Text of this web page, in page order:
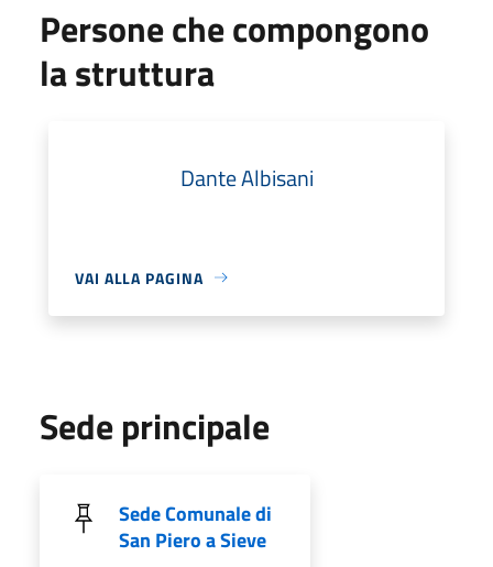
Persone che compongono
la struttura
Dante Albisani
VAI ALLA PAGINA
Sede principale
Sede Comunale di
San Piero a Sieve